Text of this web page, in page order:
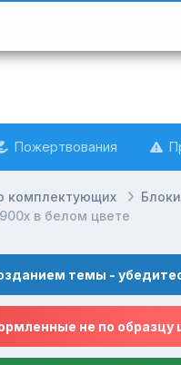
Пожертвования
комплектующих
в белом цвете
темы -
не по образцу